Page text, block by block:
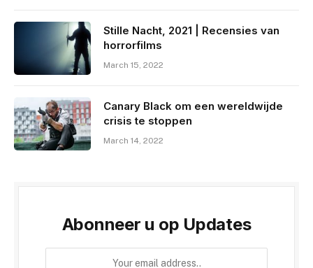
Stille Nacht, 2021 | Recensies van
horrorfilms
March 15, 2022
Canary Black om een ​​wereldwijde
crisis te stoppen
March 14, 2022
Abonneer u op Updates